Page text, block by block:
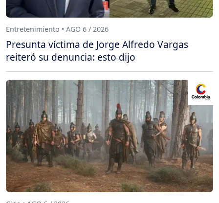
Entretenimiento • AGO 6 / 2026
Presunta víctima de Jorge Alfredo Vargas
reiteró su denuncia: esto dijo